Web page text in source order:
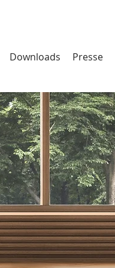
Downloads Presse